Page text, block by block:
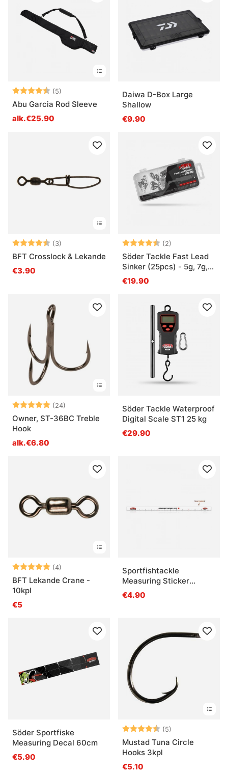
Arvio: (5)
4.8 5:sta tähdestä
Abu Garcia Rod Sleeve
alk.€25.90
Daiwa D-Box Large
Shallow
€9.90
Arvio: (3)
4.7 5:sta tähdestä
BFT Crosslock & Lekande
€3.90
Arvio: (2)
Söder Tackle Fast Lead
Sinker (25pcs) - 5g, 7g,
10g, 14g, 18g
€19.90
Arvio: (24)
5.0 5:sta tähdestä
Owner, ST-36BC Treble
Hook
alk.€6.80
Söder Tackle Waterproof
Digital Scale ST1 25 kg
€29.90
Arvio: (4)
5.0 5:sta tähdestä
BFT Lekande Crane -
10kpl
€5
Sportfishtackle
Measuring Sticker
Transparent - 136x5cm
€4.90
Söder Sportfiske
Measuring Decal 60cm
€5.90
Arvio: (5)
Mustad Tuna Circle
Hooks 3kpl
€5.10